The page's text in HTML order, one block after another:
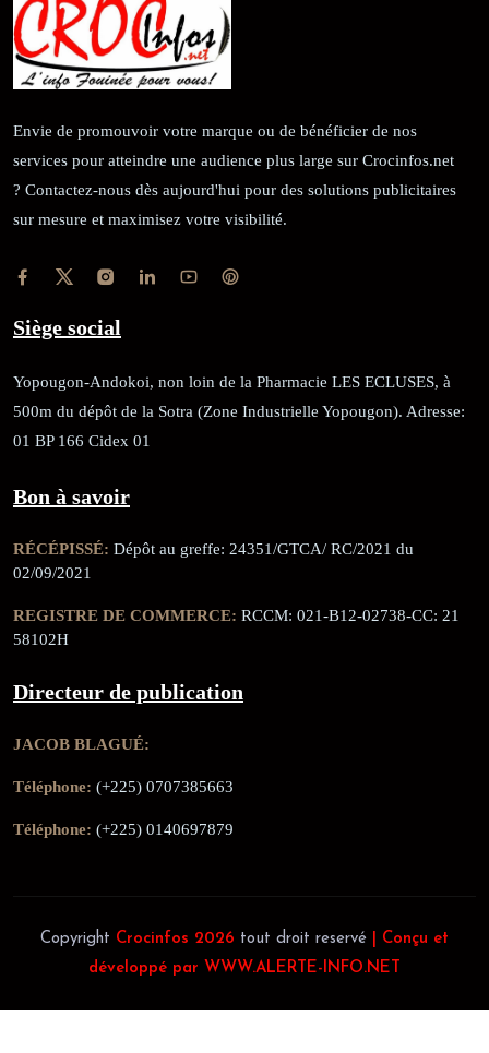
Envie de promouvoir votre marque ou de bénéficier de nos
services pour atteindre une audience plus large sur Crocinfos.net
? Contactez-nous dès aujourd'hui pour des solutions publicitaires
sur mesure et maximisez votre visibilité.
Siège social
Yopougon-Andokoi, non loin de la Pharmacie LES ECLUSES, à
500m du dépôt de la Sotra (Zone Industrielle Yopougon). Adresse:
01 BP 166 Cidex 01
Bon à savoir
RÉCÉPISSÉ: Dépôt au greffe: 24351/GTCA/ RC/2021 du
02/09/2021
REGISTRE DE COMMERCE: RCCM: 021-B12-02738-CC: 21
58102H
Directeur de publication
JACOB BLAGUÉ:
Téléphone: (+225) 0707385663
Téléphone: (+225) 0140697879
Copyright Crocinfos 2026 tout droit reservé
| Conçu et
développé par WWW.ALERTE-INFO.NET